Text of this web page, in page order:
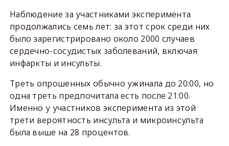
Наблюдение за участниками эксперимента
продолжались семь лет: за этот срок среди них
было зарегистрировано около 2000 случаев
сердечно-сосудистых заболеваний, включая
инфаркты и инсульты.
Треть опрошенных обычно ужинала до 20:00, но
одна треть предпочитала есть после 21:00.
Именно у участников эксперимента из этой
трети вероятность инсульта и микроинсульта
была выше на 28 процентов.